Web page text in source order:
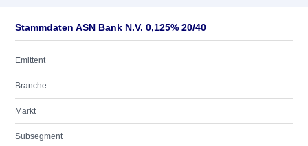
Stammdaten ASN Bank N.V. 0,125% 20/40
Emittent
Branche
Markt
Subsegment